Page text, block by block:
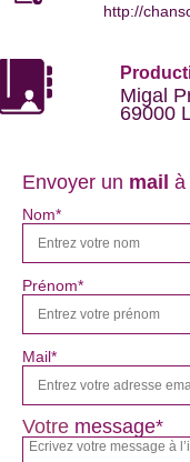
http://
Migal
69000
Envoyer un mail à
Nom*
Prénom*
Mail*
Votre message*